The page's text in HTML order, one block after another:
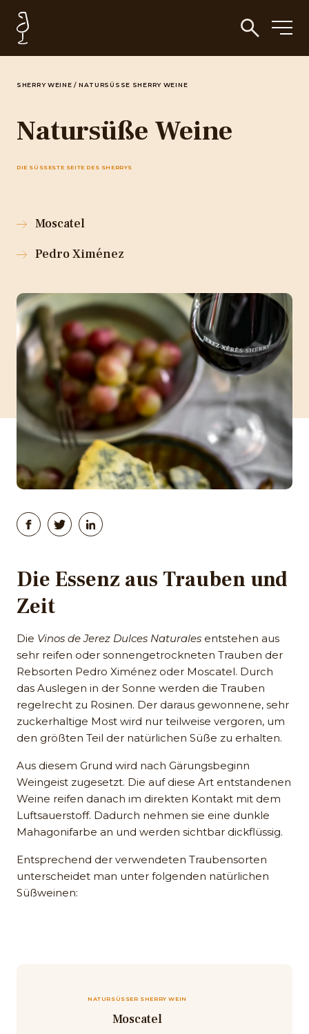
SHERRY WEINE / NATURSÜSSE SHERRY WEINE
Natursüße Weine
DIE SÜSSESTE SEITE DES SHERRYS
Moscatel
Pedro Ximénez
Die Essenz aus Trauben und
Zeit
Die Vinos de Jerez Dulces Naturales entstehen aus
sehr reifen oder sonnengetrockneten Trauben der
Rebsorten Pedro Ximénez oder Moscatel. Durch
das Auslegen in der Sonne werden die Trauben
regelrecht zu Rosinen. Der daraus gewonnene, sehr
zuckerhaltige Most wird nur teilweise vergoren, um
den größten Teil der natürlichen Süße zu erhalten.
Aus diesem Grund wird nach Gärungsbeginn
Weingeist zugesetzt. Die auf diese Art entstandenen
Weine reifen danach im direkten Kontakt mit dem
Luftsauerstoff. Dadurch nehmen sie eine dunkle
Mahagonifarbe an und werden sichtbar dickflüssig.
Entsprechend der verwendeten Traubensorten
unterscheidet man unter folgenden natürlichen
Süßweinen:
NATURSÜSSER SHERRY WEIN
Moscatel